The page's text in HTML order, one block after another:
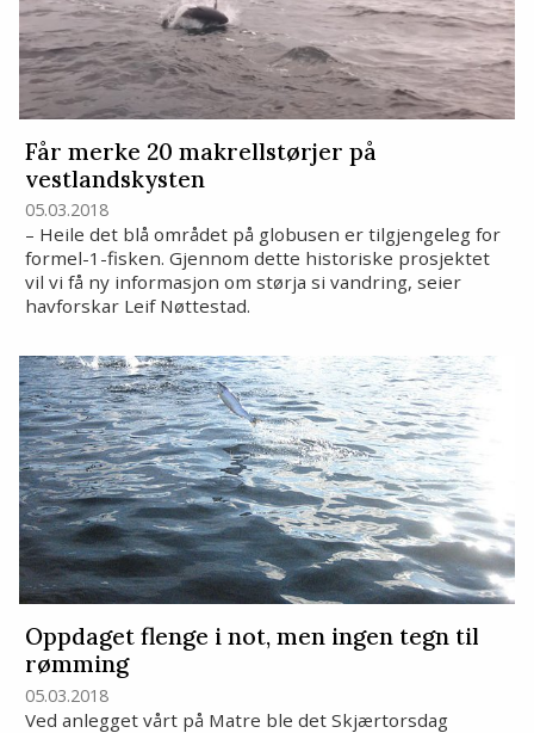
Får merke 20 makrellstørjer på
vestlandskysten
05.03.2018
– Heile det blå området på globusen er tilgjengeleg for
formel-1-fisken. Gjennom dette historiske prosjektet
vil vi få ny informasjon om størja si vandring, seier
havforskar Leif Nøttestad.
Oppdaget flenge i not, men ingen tegn til
rømming
05.03.2018
Ved anlegget vårt på Matre ble det Skjærtorsdag